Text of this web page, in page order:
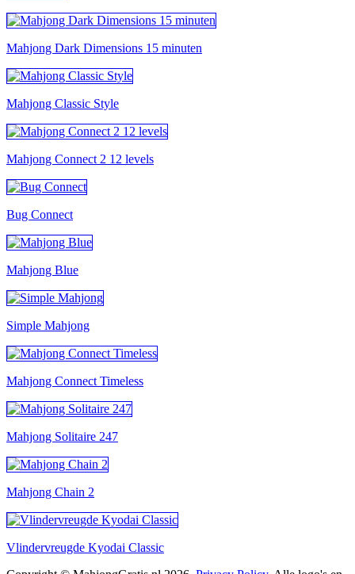
Mahjong Dark Dimensions 15 minuten
Mahjong Classic Style
Mahjong Connect 2 12 levels
Bug Connect
Mahjong Blue
Simple Mahjong
Mahjong Connect Timeless
Mahjong Solitaire 247
Mahjong Chain 2
Vlindervreugde Kyodai Classic